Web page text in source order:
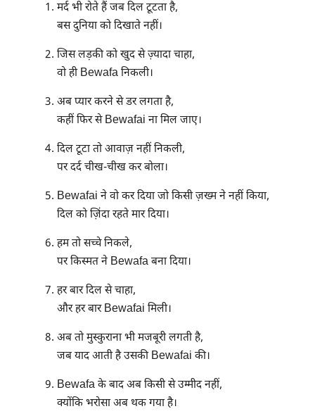
मर्द भी रोते हैं जब दिल टूटता है,
बस दुनिया को दिखाते नहीं।
जिस लड़की को खुद से ज़्यादा चाहा,
वो ही Bewafa निकली।
अब प्यार करने से डर लगता है,
कहीं फिर से Bewafai ना मिल जाए।
दिल टूटा तो आवाज़ नहीं निकली,
पर दर्द चीख-चीख कर बोला।
Bewafai ने वो कर दिया जो किसी ज़ख्म ने नहीं किया,
दिल को ज़िंदा रहते मार दिया।
हम तो सच्चे निकले,
पर किस्मत ने Bewafa बना दिया।
हर बार दिल से चाहा,
और हर बार Bewafai मिली।
अब तो मुस्कुराना भी मजबूरी लगती है,
जब याद आती है उसकी Bewafai की।
Bewafa के बाद अब किसी से उम्मीद नहीं,
क्योंकि भरोसा अब थक गया है।